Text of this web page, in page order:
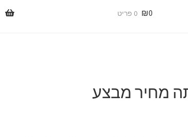
₪0 0 פריט
מחיר מבצע